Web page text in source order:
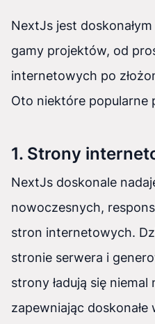
NextJs jest
gamy projektów, od
internetowych po
Oto niektóre popularne
1. Strony
NextJs doskonale
nowoczesnych,
stron internetowych.
stronie serwera i
strony ładują się niemal
zapewniając doskonałe